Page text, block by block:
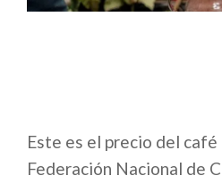
Este es el precio del
Federación Nacional de